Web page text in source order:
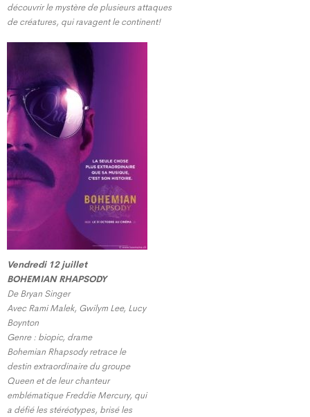
découvrir le mystère de plusieurs attaques
de créatures, qui ravagent le continent!
Vendredi 12 juillet
BOHEMIAN RHAPSODY
De Bryan Singer
Avec Rami Malek, Gwilym Lee, Lucy
Boynton
Genre : biopic, drame
Bohemian Rhapsody retrace le
destin extraordinaire du groupe
Queen et de leur chanteur
emblématique Freddie Mercury, qui
a défié les stéréotypes, brisé les